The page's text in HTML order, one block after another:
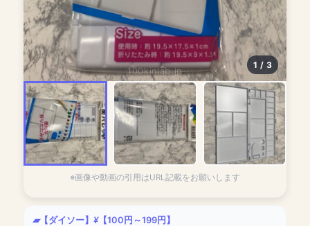
100kinlab.jp
1 / 3
※画像や動画の引用はURL記載をお願いします
【ダイソー】
【100円～199円】